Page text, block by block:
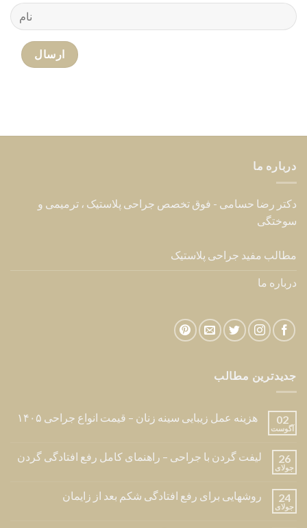
درباره ما
دکتر رضا حسامی - فوق تخصص جراحی پلاستیک ، ترمیمی و
سوختگی
مطالب مفید جراحی پلاستیک
درباره ما
جدیدترین مطالب
02
آگوست
هزینه عمل زیبایی سینه زنان – قیمت انواع جراحی ۱۴۰۵
26
جولای
لیفت گردن با جراحی – راهنمای کامل رفع افتادگی گردن
24
جولای
روشهایی برای رفع افتادگی شکم بعد از زایمان